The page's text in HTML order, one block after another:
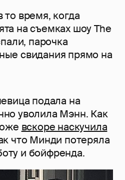
время, когда
на съемках шоу The
парочка
свидания прямо на
подала на
уволила Мэнн. Как
вскоре наскучила
что Минди потеряла
и бойфренда.